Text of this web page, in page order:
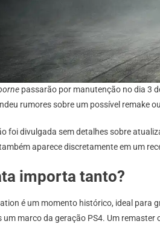
passarão por manutenção no dia 3
rumores sobre um possível remake
foi divulgada sem detalhes sobre
aparece discretamente em um
importa tanto?
é um momento histórico, ideal para
marco da geração PS4. Um